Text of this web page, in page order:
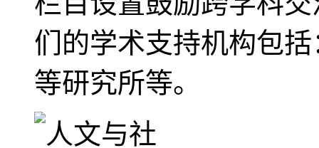
们的学术支持机构包
等研究所等。